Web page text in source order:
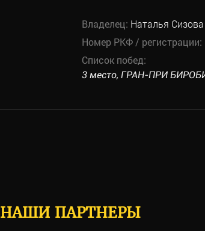
Владелец: Наталья Сизова
Номер РКФ / регистрации:
Список побед:
3 место, ГРАН-ПРИ
НАШИ ПАРТНЕРЫ